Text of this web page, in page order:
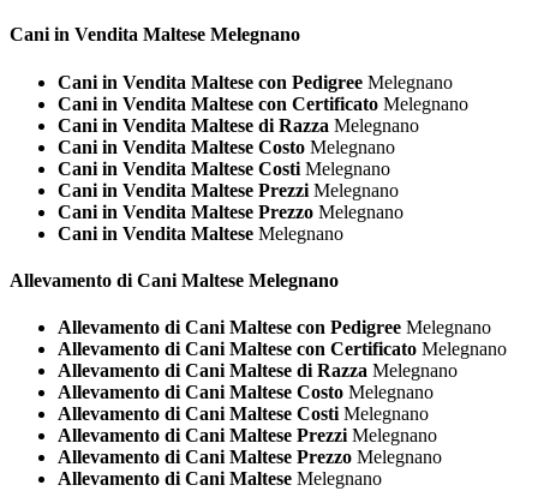
Cani in Vendita Maltese Melegnano
Cani in Vendita Maltese con Pedigree Melegnano
Cani in Vendita Maltese con Certificato Melegnano
Cani in Vendita Maltese di Razza Melegnano
Cani in Vendita Maltese Costo Melegnano
Cani in Vendita Maltese Costi Melegnano
Cani in Vendita Maltese Prezzi Melegnano
Cani in Vendita Maltese Prezzo Melegnano
Cani in Vendita Maltese Melegnano
Allevamento di Cani Maltese Melegnano
Allevamento di Cani Maltese con Pedigree Melegnano
Allevamento di Cani Maltese con Certificato Melegnano
Allevamento di Cani Maltese di Razza Melegnano
Allevamento di Cani Maltese Costo Melegnano
Allevamento di Cani Maltese Costi Melegnano
Allevamento di Cani Maltese Prezzi Melegnano
Allevamento di Cani Maltese Prezzo Melegnano
Allevamento di Cani Maltese Melegnano